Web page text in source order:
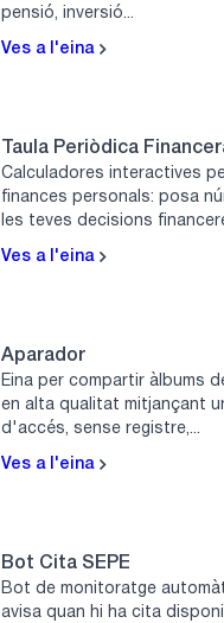
pensió, inversió...
Ves a l'eina
Taula Periòdica
Calculadores interactives
finances personals: posa
les teves decisions
Ves a l'eina
Aparador
Eina per compartir àlbums
en alta qualitat mitjançant
d'accés, sense registre,...
Ves a l'eina
Bot Cita SEPE
Bot de monitoratge
avisa quan hi ha cita